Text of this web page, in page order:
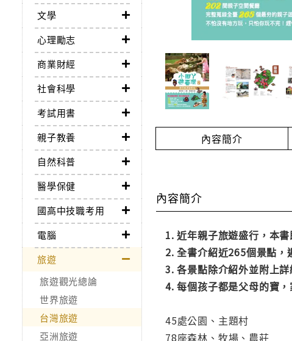
文學
心理勵志
商業財經
社會科學
考試用書
親子教養
自然科普
醫學保健
國高中技職考用
電腦
旅遊
旅遊觀光總論
世界旅遊
台灣旅遊
亞洲旅遊
內容簡介
內容簡介
1. 近年親子旅遊盛行，本
2. 全書介紹近265個景點，
3. 各景點除介紹外並附上
4. 每個孩子都是父母的寶
45處公園、主題村
78座森林、牧場、農莊